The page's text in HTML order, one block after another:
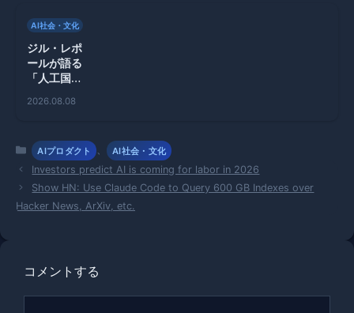
トAI社会・文化
ジル・レポ
ールが語る
「人工国
コンバレー
2026.08.08
カ
テ
ゴ
リ
ー
AIプロダクト 、 AI社会・文化
Investors predict AI is coming for labor in 2026
Show HN: Use Claude Code to Query 600 GB Indexes over
Hacker News, ArXiv, etc.
コメントする